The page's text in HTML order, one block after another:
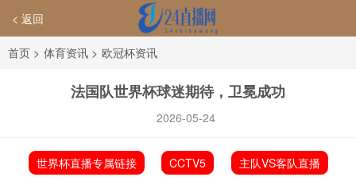
< 返回
首页 > 体育资讯 > 欧冠杯资讯
法国队世界杯球迷期待，卫冕成功
2026-05-24
世界杯直播专属链接 CCTV5 主队VS客队直播